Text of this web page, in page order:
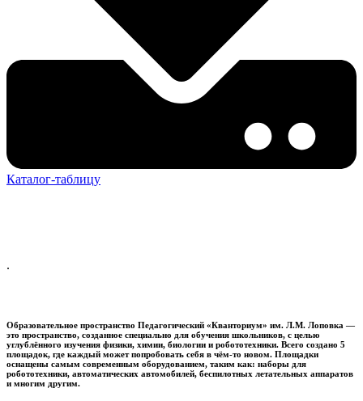
Каталог-таблицу
.
Образовательное пространство Педагогический «Кванториум» им. Л.М. Лоповка —
это пространство, созданное специально для обучения школьников, с целью
углублённого изучения физики, химии, биологии и робототехники. Всего создано 5
площадок, где каждый может попробовать себя в чём-то новом. Площадки
оснащены самым современным оборудованием, таким как: наборы для
робототехники, автоматических автомобилей, беспилотных летательных аппаратов
и многим другим.